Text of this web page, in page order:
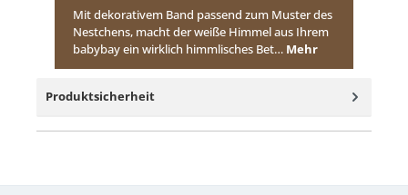
Mit dekorativem Band passend zum Muster des
Nestchens, macht der weiße Himmel aus Ihrem
babybay ein wirklich himmlisches Bet… Mehr
Produktsicherheit